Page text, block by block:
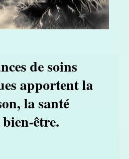
de soins
apportent la
la santé
être.